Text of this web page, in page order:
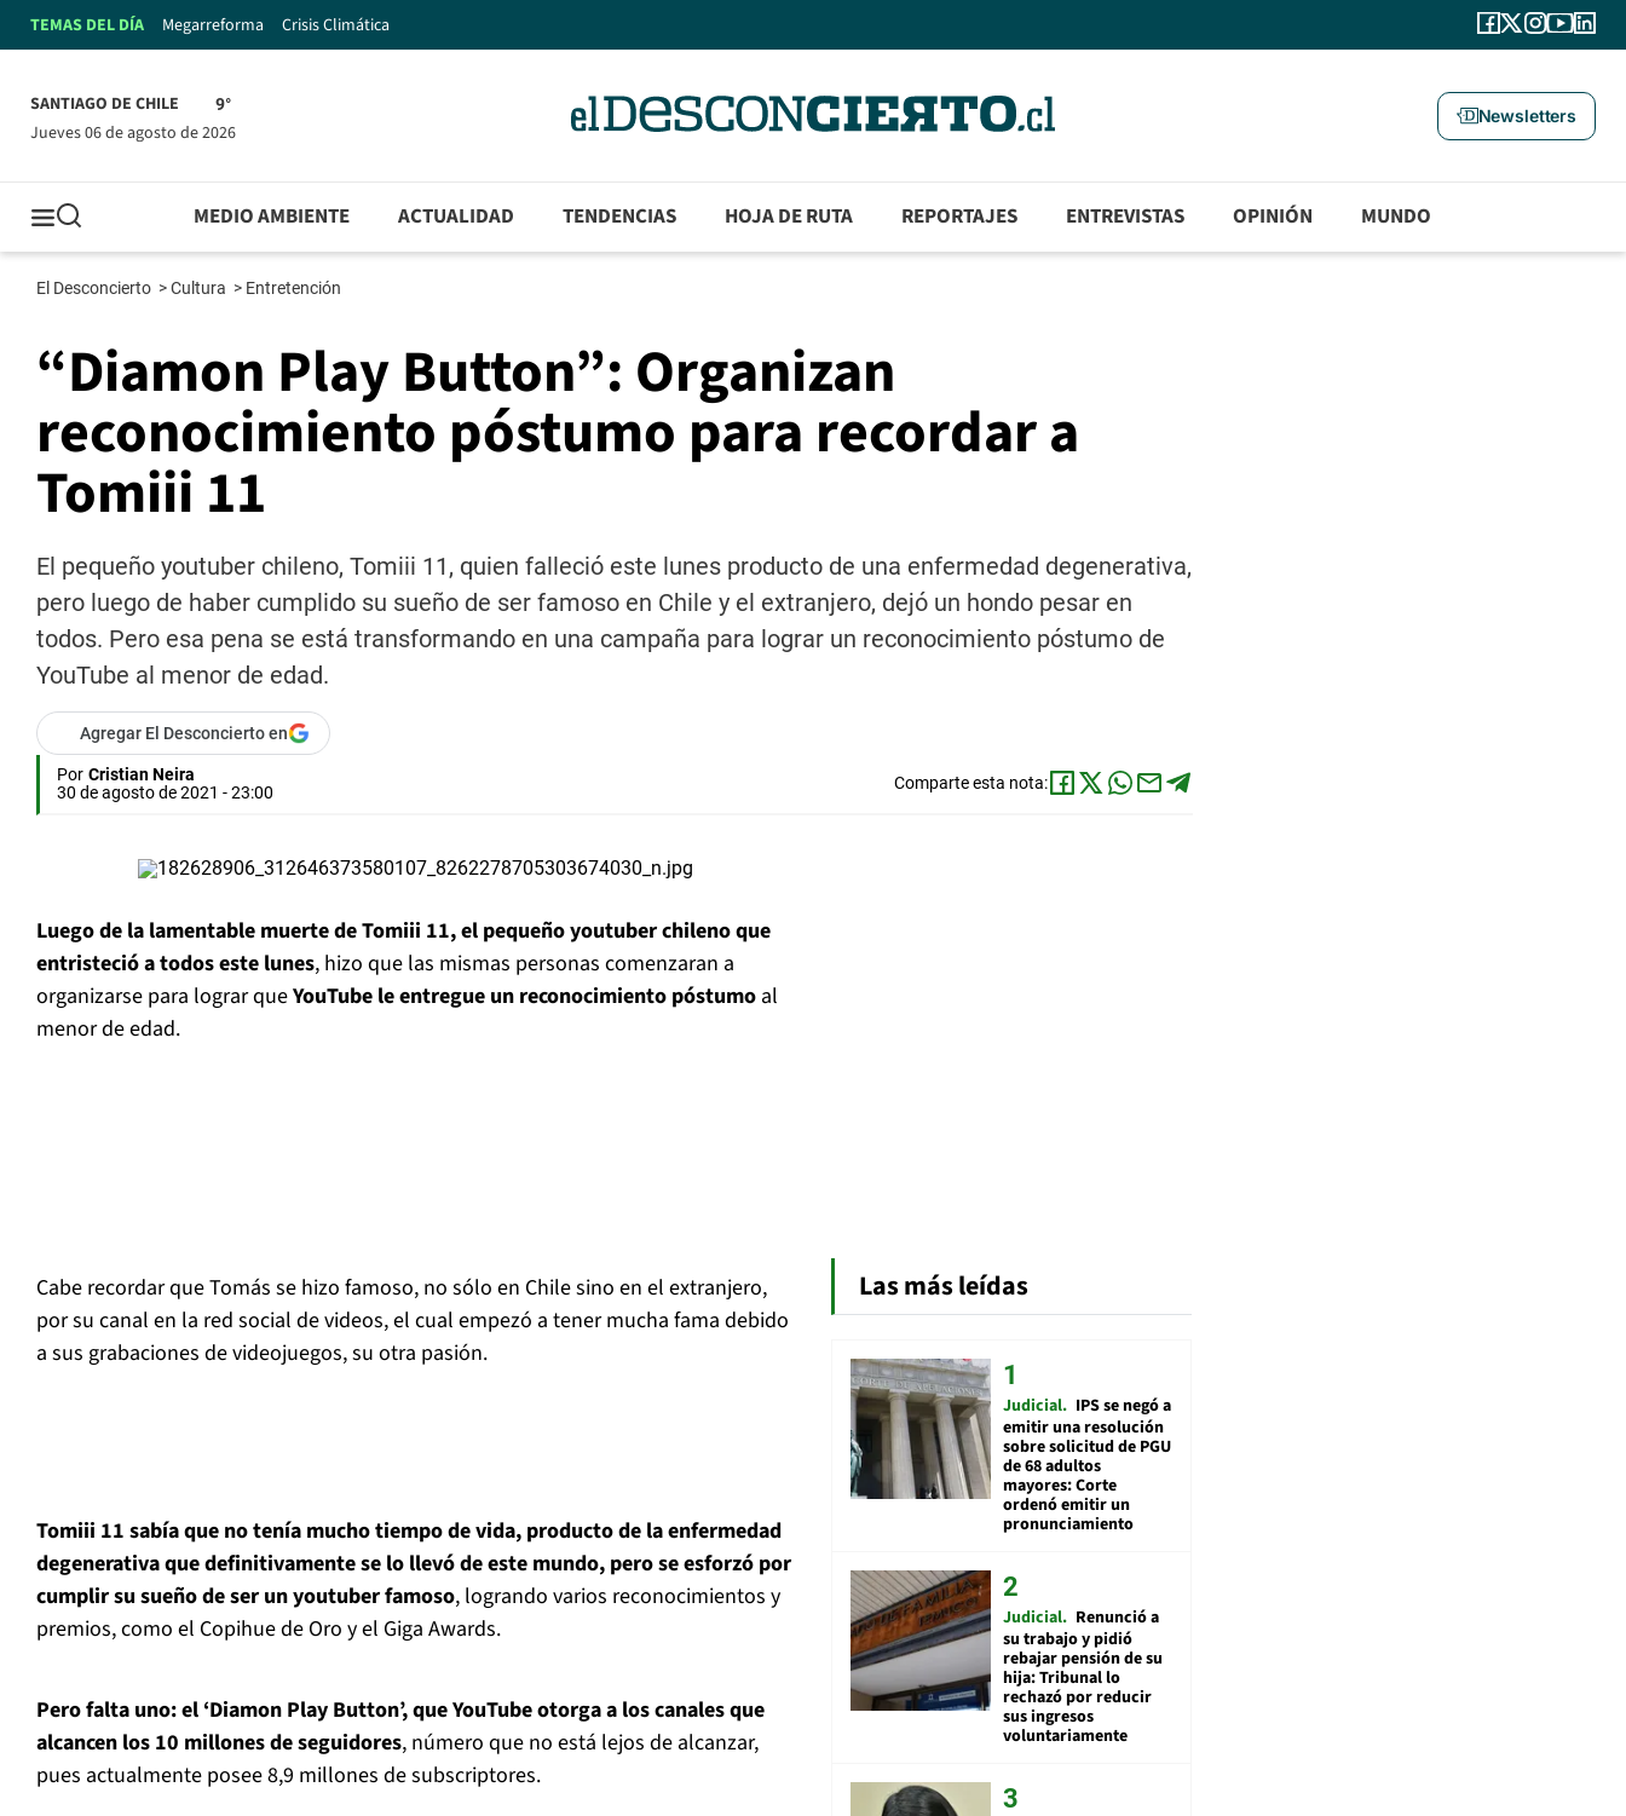
TEMAS DEL DÍA Megarreforma Crisis Climática
SANTIAGO DE CHILE 9°
jueves 06 de agosto de 2026
Newsletters
MEDIO AMBIENTE ACTUALIDAD TENDENCIAS HOJA DE RUTA REPORTAJES ENTREVISTAS OPINIÓN MUNDO
El Desconcierto >Cultura > Entretención
“Diamon Play Button”: Organizan
reconocimiento póstumo para recordar a
Tomiii 11
El pequeño youtuber chileno, Tomiii 11, quien falleció este lunes producto de una enfermedad degenerativa,
pero luego de haber cumplido su sueño de ser famoso en Chile y el extranjero, dejó un hondo pesar en
todos. Pero esa pena se está transformando en una campaña para lograr un reconocimiento póstumo de
YouTube al menor de edad.
Agregar El Desconcierto en
Por Cristian Neira
30 de agosto de 2021 - 23:00
Comparte esta nota:
Luego de la lamentable muerte de Tomiii 11, el pequeño youtuber chileno que
entristeció a todos este lunes, hizo que las mismas personas comenzaran a
organizarse para lograr queYouTube le entregue un reconocimiento póstumo al
menor de edad.
Cabe recordar que Tomás se hizo famoso, no sólo en Chile sino en el extranjero,
por su canal en la red social de videos, el cual empezó a tener mucha fama debido
a sus grabaciones de videojuegos, su otra pasión.
Tomiii 11 sabía que no tenía mucho tiempo de vida, producto de la enfermedad
degenerativa que definitivamente se lo llevó de este mundo, pero se esforzó por
cumplir su sueño de ser un youtuber famoso, logrando varios reconocimientos y
premios, como el Copihue de Oro y el Giga Awards.
Pero falta uno: el ‘Diamon Play Button’, que YouTube otorga a los canales que
alcancen los 10 millones de seguidores, número que no está lejos de alcanzar,
pues actualmente posee 8,9 millones de subscriptores.
Las más leídas
Judicial IPS se negó a
emitir una resolución
sobre solicitud de PGU
de 68 adultos
mayores: Corte
ordenó emitir un
pronunciamiento
Judicial Renunció a
su trabajo y pidió
rebajar pensión de su
hija: Tribunal lo
rechazó por reducir
sus ingresos
voluntariamente